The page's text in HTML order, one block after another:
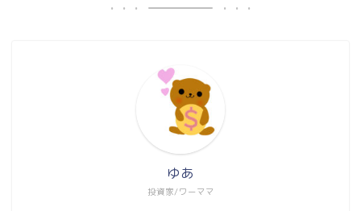
投資家/ワーママ
ゆあ